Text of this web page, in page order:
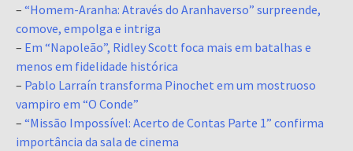
– “Homem-Aranha: Através do Aranhaverso” surpreende,
comove, empolga e intriga
– Em “Napoleão”, Ridley Scott foca mais em batalhas e
menos em fidelidade histórica
– Pablo Larraín transforma Pinochet em um mostruoso
vampiro em “O Conde”
– “Missão Impossível: Acerto de Contas Parte 1” confirma
importância da sala de cinema